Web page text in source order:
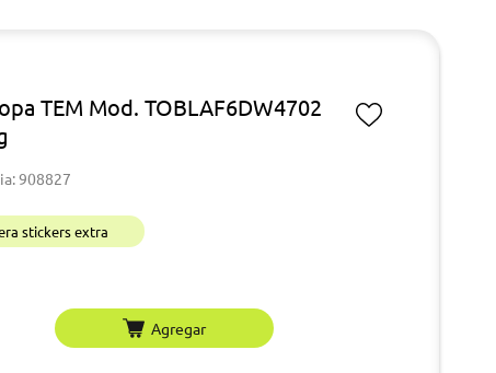
TEM Mod. TOBLAF6DW4702
908827
stickers extra
Agregar